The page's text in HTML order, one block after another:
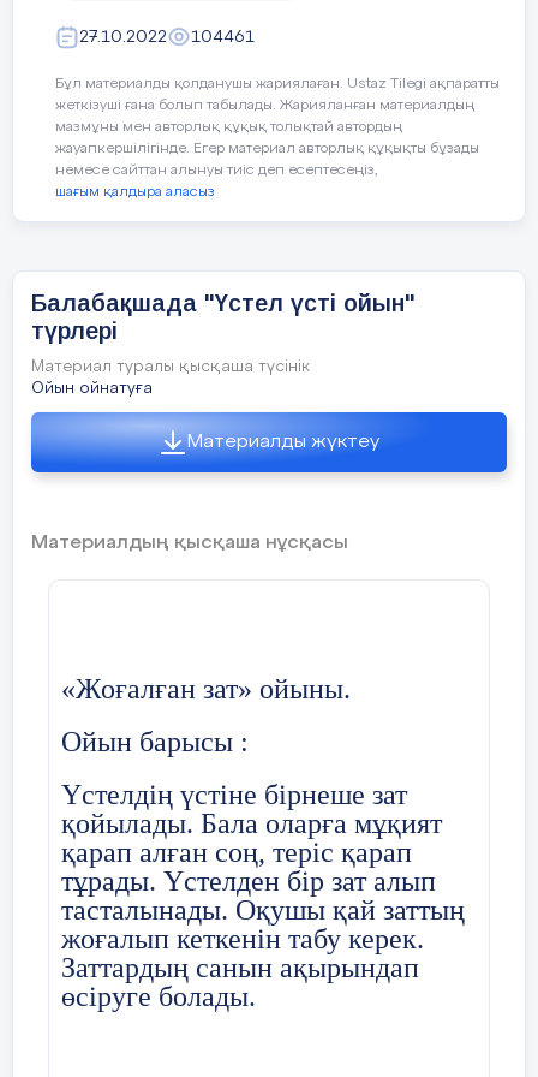
Балалар:- Ұстаздар күні,
-Қарттар күні,
–Республика күні.
Тәрбиеші: Олай болса балалар!25-қазан
Республика күніне
арналған«Қазақстан – туған елім,ұлы
бастаймыз.
Хор:Әнұран.
Тәрбиеші: Балалар арайлаған таңды
сүйетін кім?
-Мен
Алтын сәулені сүйетін кім?
-Мен
Жарын даланы сүйетін кім?
Ата-ананы сүйетін кім?
-Мен
Досын сүйетін кім?
Кәне балалар Отан деген не?
туысқандары, біз тұратын атамекен.
-Біздің отанымыз Қазақстан.
Еліміздің бас қаласы қалай аталады?
-Біздің бас қаламыз Астана
Біздің Президентіміз кім?
Еліміздің қандай рәміздерін білесіңдер?
Ту, Әнұран, Елтаңба.
27.10.2022 104461
Бұл материалды қолданушы жариялаған. Ustaz Tilegi ақпаратты
жеткізуші ғана болып табылады. Жарияланған материалдың
мазмұны мен авторлық құқық толықтай автордың
жауапкершілігінде. Егер материал авторлық құқықты бұзады
немесе сайттан алынуы тиіс деп есептесеңіз,
шағым қалдыра аласыз
Балабақшада "Үстел үсті ойын"
түрлері
Материал туралы қысқаша түсінік
Ойын ойнатуға
Материалды жүктеу
Материалдың қысқаша нұсқасы
«Жоғалған зат» ойыны.
Ойын барысы :
Үстелдің үстіне бірнеше зат
қойылады. Бала оларға мұқият
қарап алған соң, теріс қарап
тұрады. Үстелден бір зат алып
тасталынады. Оқушы қай заттың
жоғалып кеткенін табу керек.
Заттардың санын ақырындап
өсіруге болады.